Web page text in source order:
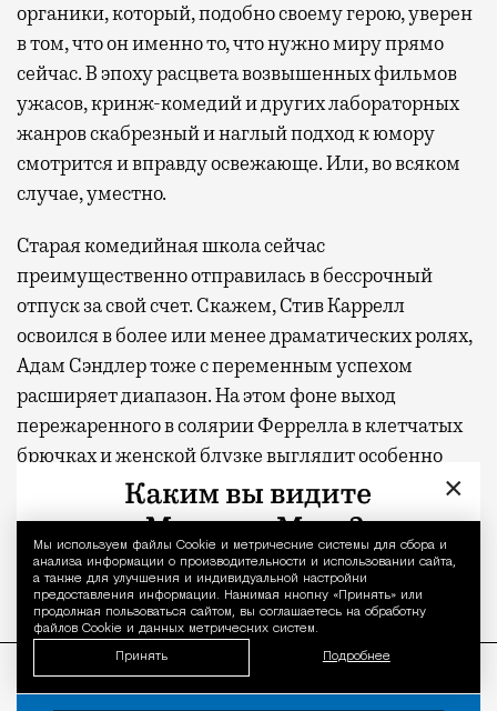
Уведомление
Мы используем файлы Сookie и метрические системы для сбора и
анализа информации о производительности и использовании сайта,
а также для улучшения и индивидуальной настройки
предоставления информации. Нажимая кнопку «Принять» или
продолжая пользоваться сайтом, вы соглашаетесь на обработку
файлов Cookie и данных метрических систем.
Принять Подробнее
органики, который, подобно своему герою, уверен
в том, что он именно то, что нужно миру прямо
сейчас. В эпоху расцвета возвышенных фильмов
ужасов, кринж-комедий и других лабораторных
жанров скабрезный и наглый подход к юмору
смотрится и вправду освежающе. Или, во всяком
случае, уместно.
Старая комедийная школа сейчас
преимущественно отправилась в бессрочный
отпуск за свой счет. Скажем, Стив Каррелл
освоился в более или менее драматических ролях,
Адам Сэндлер тоже с переменным успехом
расширяет диапазон. На этом фоне выход
пережаренного в солярии Феррелла в клетчатых
брючках и женской блузке выглядит особенно
эффектно. В «Ястребе» почти нарочито не звучит
ни одна повесточная тема, однако герой слишком
уж похож на действующего президента США,
чтобы записать авторов в эскаписты.
ПРОДОЛЖЕНИЕ НИЖЕ
×